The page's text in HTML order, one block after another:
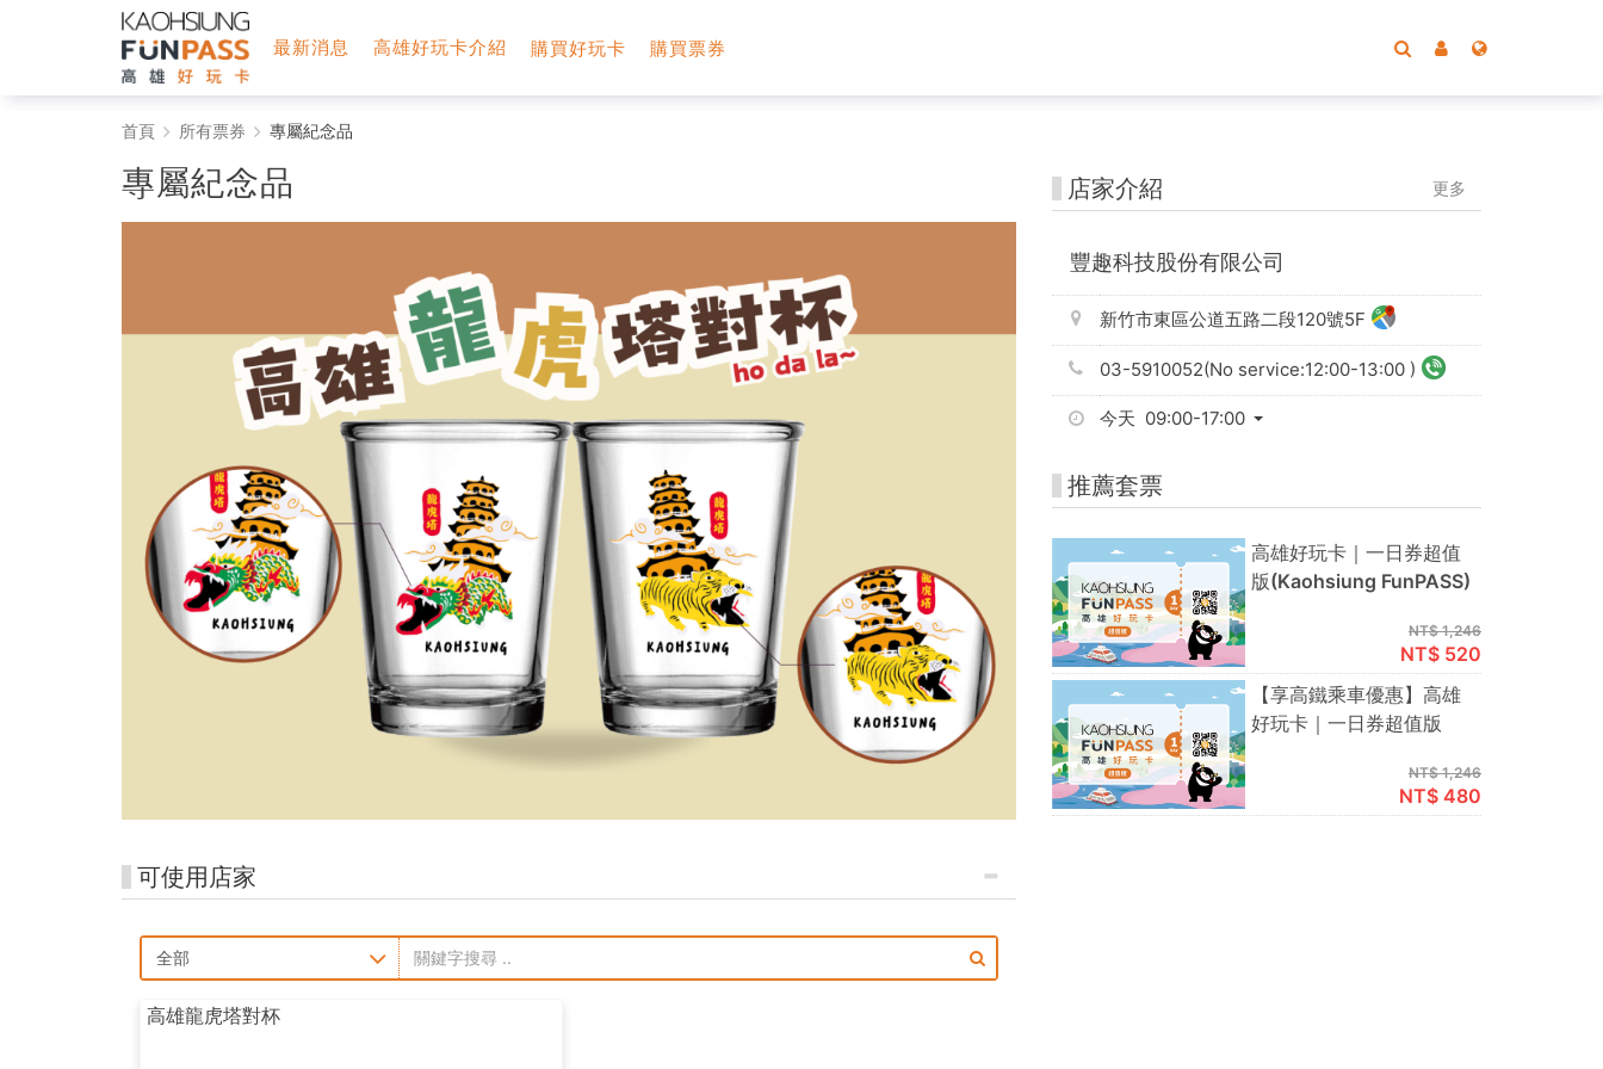
最新消息 高雄好玩卡介紹 購買好玩卡 購買票券
首頁 所有票券 專屬紀念品
專屬紀念品
可使用店家
高雄龍虎塔對杯
店家介紹 更多
豐趣科技股份有限公司
新竹市東區公道五路二段120號5F
03-5910052(No service:12:00-13:00 )
今天 09:00-17:00
推薦套票
高雄好玩卡｜一日券超值
版(Kaohsiung FunPASS)
NT$ 1,246
NT$ 520
【享高鐵乘車優惠】高雄
好玩卡｜一日券超值版
NT$ 1,246
NT$ 480